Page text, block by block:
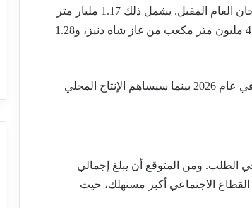
تستقبل جورجيا ما يقارب 2.93 مليار متر مكعب من الغاز من أذربيجان العام المقبل. يشمل ذلك 1.17 مليار متر
مكعب مُورَّدة بموجب اتفاقية شاه دنيز الرسمية، بالإضافة إلى 478.2 مليون متر مكعب من غاز شاه دنيز، و1.28
من المتوقع أن تقوم روسيا بتوريد 400 مليون متر مكعب من الغاز في عام 2026 بينما سيساهم الإنتاج المحلي
الطلب. ومن المتوقع أن يبلغ إجمالي
متر مكعب. وسيظل القطاع الاجتماعي أكبر مستهلك، حيث